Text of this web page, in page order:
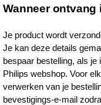
Wanneer
Je product wordt
Je kan deze details
bespaar bestelling, als
Philips webshop. Voor
verwerken van je
bevestigings-e-mail